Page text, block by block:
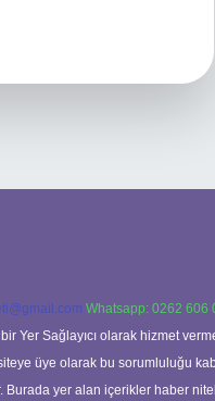
Whatsapp: 0262 606
Yer Sağlayıcı olarak hizmet
üye olarak bu sorumluluğu
Burada yer alan içerikler haber